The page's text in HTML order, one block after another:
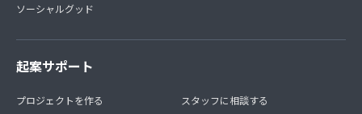
ソーシャルグッド
起案サポート
プロジェクトを作る
スタッフに相談する